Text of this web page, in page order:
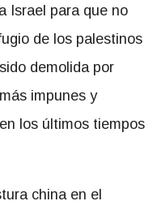
Israel para que no
de los palestinos
demolida por
impunes y
los últimos tiempos
china en el